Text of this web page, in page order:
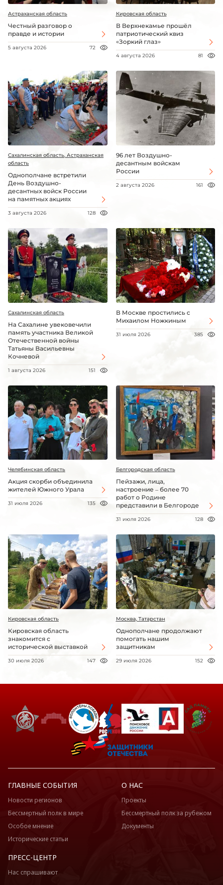
Астраханская область
Честный разговор о
правде и истории
5 августа 2026 72
Кировская область
В Верхнекамье прошёл
патриотический квиз
«Зоркий глаз»
4 августа 2026 81
Сахалинская область, Астраханская
область
Однополчане встретили
День Воздушно-
десантных войск России
на памятных акциях
3 августа 2026 128
96 лет Воздушно-
десантным войскам
России
2 августа 2026 161
Сахалинская область
На Сахалине увековечили
память участника Великой
Отечественной войны
Татьяны Васильевны
Кочневой
1 августа 2026 151
В Москве простились с
Михаилом Ножкиным
31 июля 2026 385
Челябинская область
Акция скорби объединила
жителей Южного Урала
31 июля 2026 135
Белгородская область
Пейзажи, лица,
настроение – более 70
работ о Родине
представили в Белгороде
31 июля 2026 128
Кировская область
Кировская область
знакомится с
исторической выставкой
30 июля 2026 147
Москва, Татарстан
Однополчане продолжают
помогать нашим
защитникам
29 июля 2026 152
ГЛАВНЫЕ СОБЫТИЯ
Новости регионов
Бессмертный полк в мире
Особое мнение
Исторические статьи
О НАС
Проекты
Бессмертный полк за рубежом
Документы
ПРЕСС-ЦЕНТР
Нас спрашивают